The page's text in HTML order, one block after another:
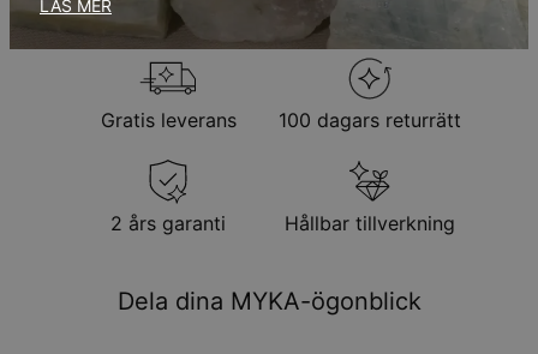
Observera att personliga smycken är unika och endast kan
returneras för utbyte eller butikskredit
LÄS MER
Gratis leverans 100 dagars returrätt
2 års garanti Hållbar tillverkning
Dela dina MYKA-ögonblick